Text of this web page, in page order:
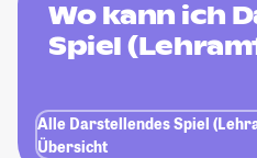
Wo kann ich
Spiel
Alle Darstellendes Spiel
Übersicht